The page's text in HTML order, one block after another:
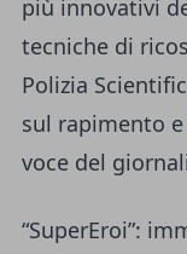
più innovativi
tecniche di
Polizia
sul rapimento
voce del
“SuperEroi”: